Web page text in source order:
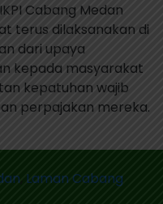
Cabang Medan
terus dilaksanakan di
dari upaya
kepada masyarakat
kepatuhan wajib
perpajakan mereka.
, Laman Cabang